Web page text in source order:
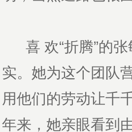
喜 欢“折腾”的张
实。她为这个团队
用他们的劳动让千
年来，她亲眼看到